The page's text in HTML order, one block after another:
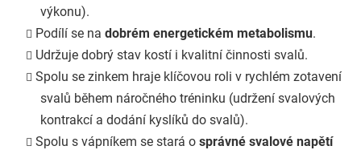
výkonu).
Podílí se na dobrém energetickém metabolismu.
Udržuje dobrý stav kostí i kvalitní činnosti svalů.
Spolu se zinkem hraje klíčovou roli v rychlém zotavení
svalů během náročného tréninku (udržení svalových
kontrakcí a dodání kyslíků do svalů).
Spolu s vápníkem se stará o správné svalové napětí